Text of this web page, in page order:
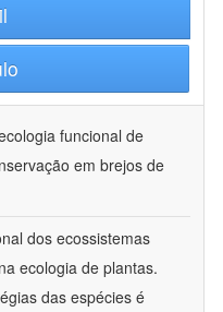
funcional de
em brejos de
dos ecossistemas
ecologia de plantas.
das espécies é